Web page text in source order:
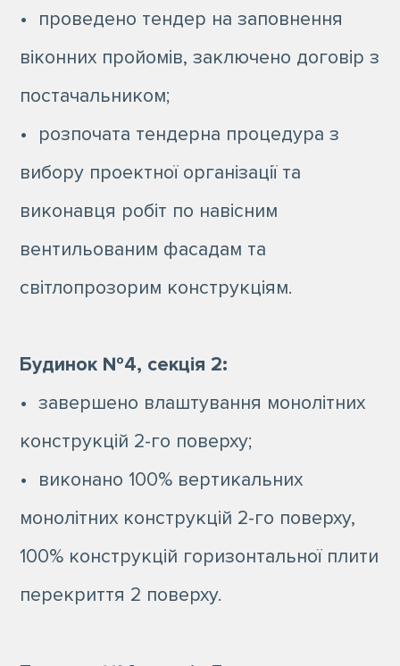
• проведено тендер на заповнення
віконних пройомів, заключено договір з
постачальником;
• розпочата тендерна процедура з
вибору проектної організації та
виконавця робіт по навісним
вентильованим фасадам та
світлопрозорим конструкціям.
Будинок №4, секція 2:
• завершено влаштування монолітних
конструкцій 2-го поверху;
​• виконано 100% вертикальних
монолітних конструкцій 2-го поверху,
100% конструкцій горизонтальної плити
перекриття 2 поверху.